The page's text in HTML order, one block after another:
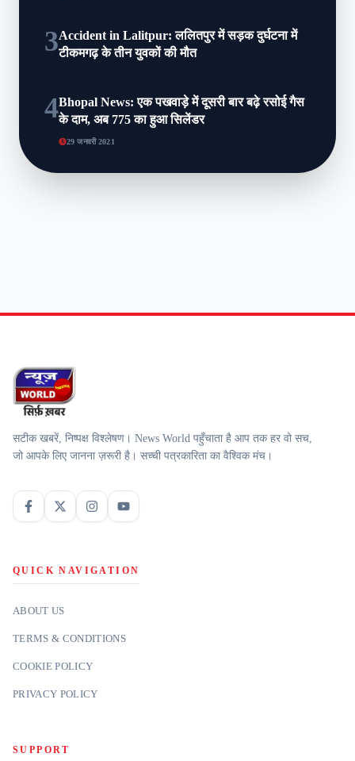
3Accident in Lalitpur: ललितपुर में सड़क दुर्घटना में
टीकमगढ़ के तीन युवकों की मौत
4Bhopal News: एक पखवाड़े में दूसरी बार बढ़े रसोई गैस
के दाम, अब 775 का हुआ सिलेंडर
29 जनवरी 2021
सटीक खबरें, निष्पक्ष विश्लेषण। News World पहुँचाता है आप तक हर वो सच,
जो आपके लिए जानना ज़रूरी है। सच्ची पत्रकारिता का वैश्विक मंच।
QUICK NAVIGATION
ABOUT US
TERMS & CONDITIONS
COOKIE POLICY
PRIVACY POLICY
SUPPORT